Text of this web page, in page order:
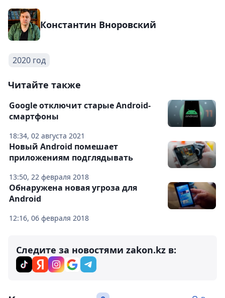
Константин Вноровский
2020 год
Читайте также
18:34, 02 августа 2021
Google отключит старые Android-
смартфоны
13:50, 22 февраля 2018
Новый Android помешает
приложениям подглядывать
12:16, 06 февраля 2018
Обнаружена новая угроза для
Android
Следите за новостями zakon.kz в: